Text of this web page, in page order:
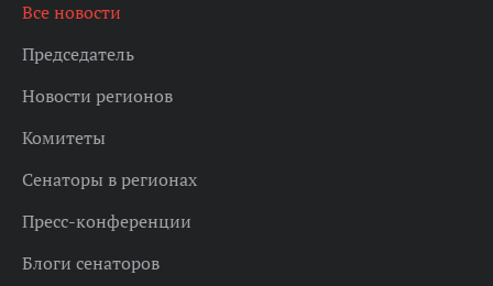
Все новости
Председатель
Новости регионов
Комитеты
Сенаторы в регионах
Пресс-конференции
Блоги сенаторов